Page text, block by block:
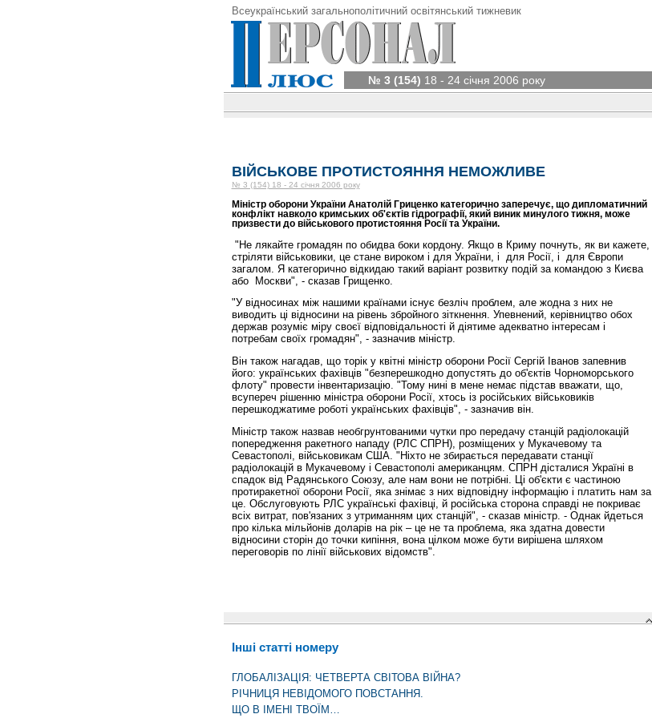
Всеукраїнський загальнополітичний освітянський тижневик
№ 3 (154) 18 - 24 січня 2006 року
ВІЙСЬКОВЕ ПРОТИСТОЯННЯ НЕМОЖЛИВЕ
№ 3 (154) 18 - 24 січня 2006 року
Міністр оборони України Анатолій Гриценко категорично заперечує, що дипломатичний
конфлікт навколо кримських об'єктів гідрографії, який виник минулого тижня, може
призвести до військового протистояння Росії та України.
"Не лякайте громадян по обидва боки кордону. Якщо в Криму почнуть, як ви кажете,
стріляти військовики, це стане вироком і для України, і для Росії, і для Європи
загалом. Я категорично відкидаю такий варіант розвитку подій за командою з Києва
або Москви", - сказав Грищенко.
"У відносинах між нашими країнами існує безліч проблем, але жодна з них не
виводить ці відносини на рівень збройного зіткнення. Упевнений, керівництво обох
держав розуміє міру своєї відповідальності й діятиме адекватно інтересам і
потребам своїх громадян", - зазначив міністр.
Він також нагадав, що торік у квітні міністр оборони Росії Сергій Іванов запевнив
його: українських фахівців "безперешкодно допустять до об'єктів Чорноморського
флоту" провести інвентаризацію. "Тому нині в мене немає підстав вважати, що,
всупереч рішенню міністра оборони Росії, хтось із російських військовиків
перешкоджатиме роботі українських фахівців", - зазначив він.
Міністр також назвав необгрунтованими чутки про передачу станцій радіолокацій
попередження ракетного нападу (РЛС СПРН), розміщених у Мукачевому та
Севастополі, військовикам США. "Ніхто не збирається передавати станції
радіолокацій в Мукачевому і Севастополі американцям. СПРН дісталися Україні в
спадок від Радянського Союзу, але нам вони не потрібні. Ці об'єкти є частиною
протиракетної оборони Росії, яка знімає з них відповідну інформацію і платить нам за
це. Обслуговують РЛС українські фахівці, й російська сторона справді не покриває
всіх витрат, пов'язаних з утриманням цих станцій", - сказав міністр. - Однак йдеться
про кілька мільйонів доларів на рік – це не та проблема, яка здатна довести
відносини сторін до точки кипіння, вона цілком може бути вирішена шляхом
переговорів по лінії військових відомств".
Інші статті номеру
ГЛОБАЛІЗАЦІЯ: ЧЕТВЕРТА СВІТОВА ВІЙНА?
РІЧНИЦЯ НЕВІДОМОГО ПОВСТАННЯ.
ЩО В ІМЕНІ ТВОЇМ…